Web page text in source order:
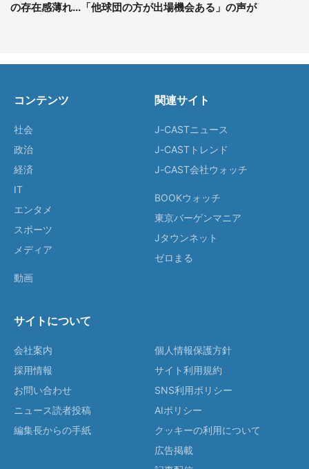
の存在感薄れ...「他球団の方が出場機会ある」の声が
コンテンツ
社会
政治
経済
IT
エンタメ
スポーツ
メディア
動画
関連サイト
J-CASTニュース
J-CASTトレンド
J-CAST会社ウォッチ
BOOKウォッチ
東京バーゲンマニア
Jタウンネット
ゼロまる
サイトについて
会社案内
採用情報
お問い合わせ
ニュース読者投稿
編集長からの手紙
個人情報保護方針
サイト利用規約
SNS利用ポリシー
AIポリシー
クッキーの利用について
広告掲載